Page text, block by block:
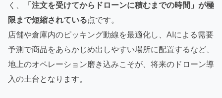
く、
「注文を受けてからドローンに積むまでの時間」が極
限まで短縮されている点です。
店舗や倉庫内のピッキング動線を最適化し、AIによる需要
予測で商品をあらかじめ出しやすい場所に配置するなど、
地上のオペレーション磨き込みこそが、将来のドローン導
入の土台となります。